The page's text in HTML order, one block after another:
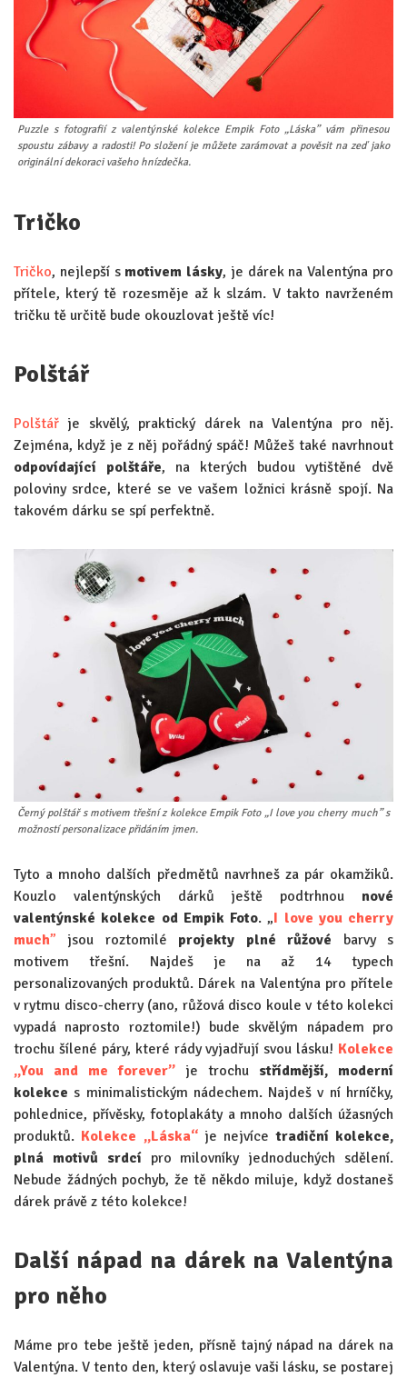
Puzzle s fotografií z valentýnské kolekce Empik Foto „Láska” vám přinesou
spoustu zábavy a radosti! Po složení je můžete zarámovat a pověsit na zeď jako
originální dekoraci vašeho hnízdečka.
Tričko
Tričko, nejlepší smotivem lásky, je dárek na Valentýna pro
přítele, který tě rozesměje až k slzám. V takto navrženém
tričku tě určitě bude okouzlovat ještě víc!
Polštář
Polštář je skvělý, praktický dárek na Valentýna pro něj.
Zejména, když je z něj pořádný spáč! Můžeš také navrhnout
odpovídající polštáře, na kterých budou vytištěné dvě
poloviny srdce, které se ve vašem ložnici krásně spojí. Na
takovém dárku se spí perfektně.
Černý polštář s motivem třešní z kolekce Empik Foto „I love you cherry much” s
možností personalizace přidáním jmen.
Tyto a mnoho dalších předmětů navrhneš za pár okamžiků.
Kouzlo valentýnských dárků ještě podtrhnou nové
valentýnské kolekce od Empik Foto. „I love you cherry
much” jsou roztomilé projekty plné růžové barvy s
motivem třešní. Najdeš je na až 14 typech
personalizovaných produktů. Dárek na Valentýna pro přítele
v rytmu disco-cherry (ano, růžová disco koule v této kolekci
vypadá naprosto roztomile!) bude skvělým nápadem pro
trochu šílené páry, které rády vyjadřují svou lásku! Kolekce
„You and me forever” je trochu střídmější, moderní
kolekce s minimalistickým nádechem. Najdeš v ní hrníčky,
pohlednice, přívěsky, fotoplakáty a mnoho dalších úžasných
produktů. Kolekce „Láska“je nejvícetradiční kolekce,
plná motivů srdcípro milovníky jednoduchých sdělení.
Nebude žádných pochyb, že tě někdo miluje, když dostaneš
dárek právě z této kolekce!
Další nápad na dárek na Valentýna
pro něho
Máme pro tebe ještě jeden, přísně tajný nápad na dárek na
Valentýna. V tento den, který oslavuje vaši lásku, se postarej